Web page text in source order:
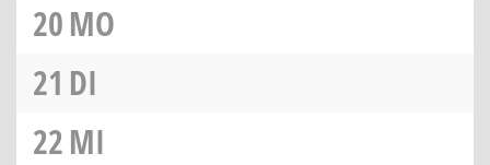
20MO
21 DI
22MI